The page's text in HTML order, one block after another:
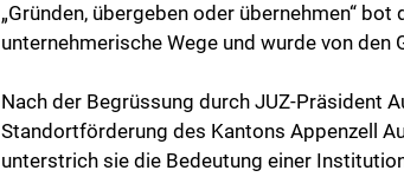
„Gründen, übergeben oder übernehmen“
unternehmerische Wege und wurde von
Nach der Begrüssung durch JUZ-Präsident
Standortförderung des Kantons Appenzell
unterstrich sie die Bedeutung einer